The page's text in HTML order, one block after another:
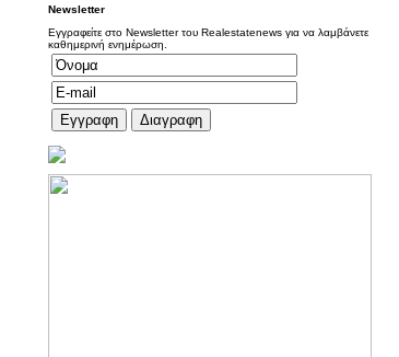
Newsletter
Εγγραφείτε στο Newsletter του Realestatenews για να λαμβάνετε
καθημερινή ενημέρωση.